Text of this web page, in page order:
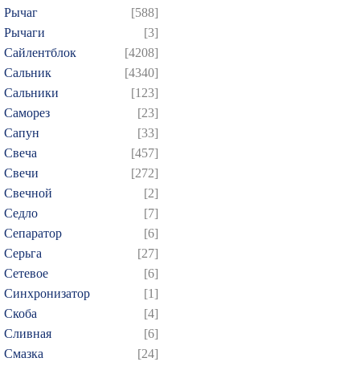
Рычаг
[588]
Рычаги
[3]
Сайлентблок
[4208]
Сальник
[4340]
Сальники
[123]
Саморез
[23]
Сапун
[33]
Свеча
[457]
Свечи
[272]
Свечной
[2]
Седло
[7]
Сепаратор
[6]
Серьга
[27]
Сетевое
[6]
Синхронизатор
[1]
Скоба
[4]
Сливная
[6]
Смазка
[24]